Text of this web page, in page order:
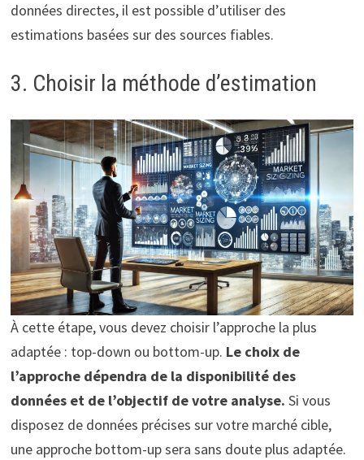
données directes, il est possible d’utiliser des
estimations basées sur des sources fiables.
3. Choisir la méthode d’estimation
À cette étape, vous devez choisir l’approche la plus
adaptée : top-down ou bottom-up. Le choix de
l’approche dépendra de la disponibilité des
données et de l’objectif de votre analyse. Si vous
disposez de données précises sur votre marché cible,
une approche bottom-up sera sans doute plus adaptée.